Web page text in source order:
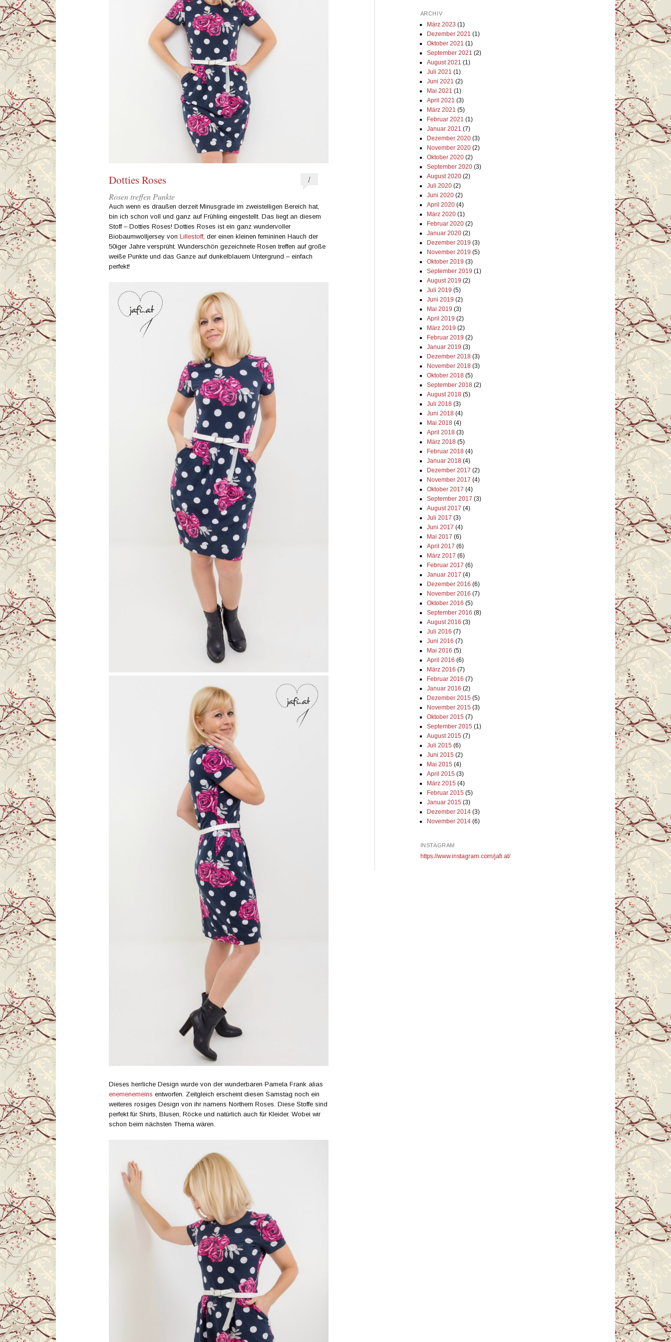
Dotties Roses
1
Rosen treffen Punkte
Auch wenn es draußen derzeit Minusgrade im zweistelligen Bereich hat,
bin ich schon voll und ganz auf Frühling eingestellt. Das liegt an diesem
Stoff – Dotties Roses! Dotties Roses ist ein ganz wundervoller
Biobaumwolljersey von Lillestoff, der einen kleinen femininen Hauch der
50iger Jahre versprüht. Wunderschön gezeichnete Rosen treffen auf große
weiße Punkte und das Ganze auf dunkelblauem Untergrund – einfach
perfekt!
Dieses herrliche Design wurde von der wunderbaren Pamela Frank alias
enemenemeins entworfen. Zeitgleich erscheint diesen Samstag noch ein
weiteres rosiges Design von ihr namens Northern Roses. Diese Stoffe sind
perfekt für Shirts, Blusen, Röcke und natürlich auch für Kleider. Wobei wir
schon beim nächsten Thema wären.
ARCHIV
März 2023 (1)
Dezember 2021 (1)
Oktober 2021 (1)
September 2021 (2)
August 2021 (1)
Juli 2021 (1)
Juni 2021 (2)
Mai 2021 (1)
April 2021 (3)
März 2021 (5)
Februar 2021 (1)
Januar 2021 (7)
Dezember 2020(3)
November 2020(2)
Oktober 2020(2)
September 2020(3)
August 2020(2)
Juli 2020(2)
Juni 2020(2)
April 2020(4)
März 2020(1)
Februar 2020(2)
Januar 2020(2)
Dezember 2019 (3)
November 2019 (5)
Oktober 2019 (3)
September 2019 (1)
August 2019 (2)
Juli 2019 (5)
Juni 2019 (2)
Mai 2019 (3)
April 2019 (2)
März 2019 (2)
Februar 2019 (2)
Januar 2019 (3)
Dezember 2018(3)
November 2018(3)
Oktober 2018(5)
September 2018(2)
August 2018(5)
Juli 2018(3)
Juni 2018(4)
Mai 2018(4)
April 2018(3)
März 2018(5)
Februar 2018(4)
Januar 2018(4)
Dezember 2017 (2)
November 2017 (4)
Oktober 2017 (4)
September 2017 (3)
August 2017 (4)
Juli 2017 (3)
Juni 2017 (4)
Mai 2017 (6)
April 2017 (6)
März 2017 (6)
Februar 2017 (6)
Januar 2017 (4)
Dezember 2016 (6)
November 2016 (7)
Oktober 2016 (5)
September 2016 (8)
August 2016 (3)
Juli 2016 (7)
Juni 2016 (7)
Mai 2016 (5)
April 2016 (6)
März 2016 (7)
Februar 2016 (7)
Januar 2016 (2)
Dezember 2015 (5)
November 2015 (3)
Oktober 2015 (7)
September 2015 (1)
August 2015 (7)
Juli 2015 (6)
Juni 2015 (2)
Mai 2015 (4)
April 2015 (3)
März 2015 (4)
Februar 2015 (5)
Januar 2015 (3)
Dezember 2014(3)
November 2014(6)
INSTAGRAM
https://www.instagram.com/jafi.at/